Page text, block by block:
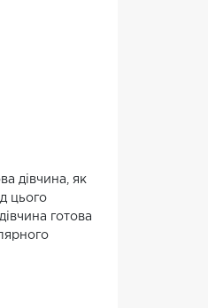
дівчина, як
цього
готова